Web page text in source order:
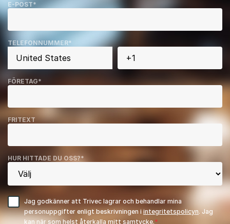
E-POST*
TELEFONNUMMER*
FÖRETAG*
FRITEXT
HUR HITTADE DU OSS?*
Jag godkänner att Trivec lagrar och behandlar mina
personuppgifter enligt beskrivningen i integritetspolicyn. Jag
kan när som helst återkalla mitt samtycke.